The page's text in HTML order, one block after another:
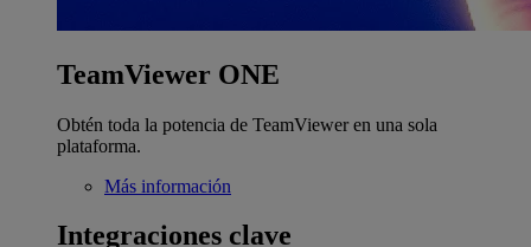
TeamViewer ONE
Obtén toda la potencia de TeamViewer en una sola
plataforma.
Más información
Integraciones clave